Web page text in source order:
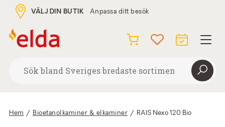
VÄLJ DIN BUTIK Anpassa ditt besök
Hem / Bioetanolkaminer & elkaminer / RAIS Nexo 120 Bio